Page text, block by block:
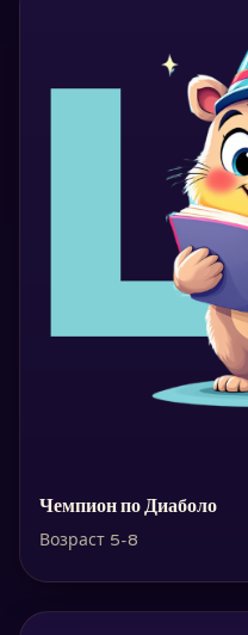
Чемпион по Диаболо
Возраст 5-8